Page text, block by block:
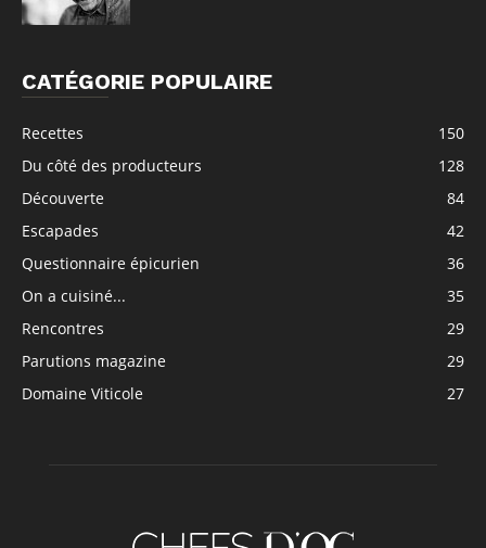
CATÉGORIE POPULAIRE
Recettes
150
Du côté des producteurs
128
Découverte
84
Escapades
42
Questionnaire épicurien
36
On a cuisiné...
35
Rencontres
29
Parutions magazine
29
Domaine Viticole
27